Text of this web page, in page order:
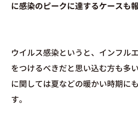
に感染のピークに達するケースも
ウイルス感染というと、インフル
をつけるべきだと思い込む方も多
に関しては夏などの暖かい時期に
す。